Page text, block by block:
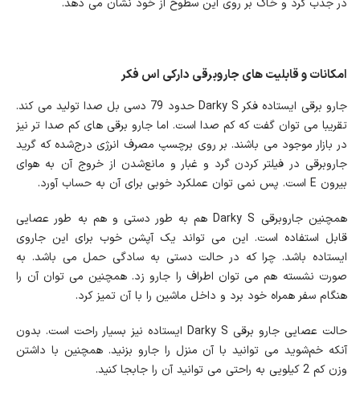
امکانات و قابلیت های جاروبرقی دارکی اس فکر
جارو برقی ایستاده فکر Darky S حدود 79 دسی بل صدا تولید می کند.
تقریبا می توان گفت که کم صدا است. اما جارو برقی های کم صدا تر نیز
در بازار موجود می باشند. بر روی برچسپ مصرف انرژی درج‌شده که گرید
جاروبرقی در فیلتر کردن گرد و غبار و مانع‌شدن از خروج آن به هوای
بیرون E است. پس نمی توان عملکرد خوبی برای آن به حساب آورد.
همچنین جاروبرقی Darky S هم به طور دستی و هم به طور عصایی
قابل استفاده است. این می تواند یک آپشن خوب برای این جاروی
ایستاده باشد. چرا که در حالت دستی به سادگی حمل می باشد. به
صورت نشسته هم می توان اطراف را جارو زد. همچنین می توان آن را
هنگام سفر همراه خود برد و داخل ماشین را با آن تمیز کرد.
حالت عصایی جارو برقی Darky S ایستاده نیز بسیار راحت است. بدون
آنکه خم‌شوید می توانید با آن منزل را جارو بزنید. همچنین با داشتن
وزن کم 2 کیلویی به راحتی می توانید آن را جابجا کنید.